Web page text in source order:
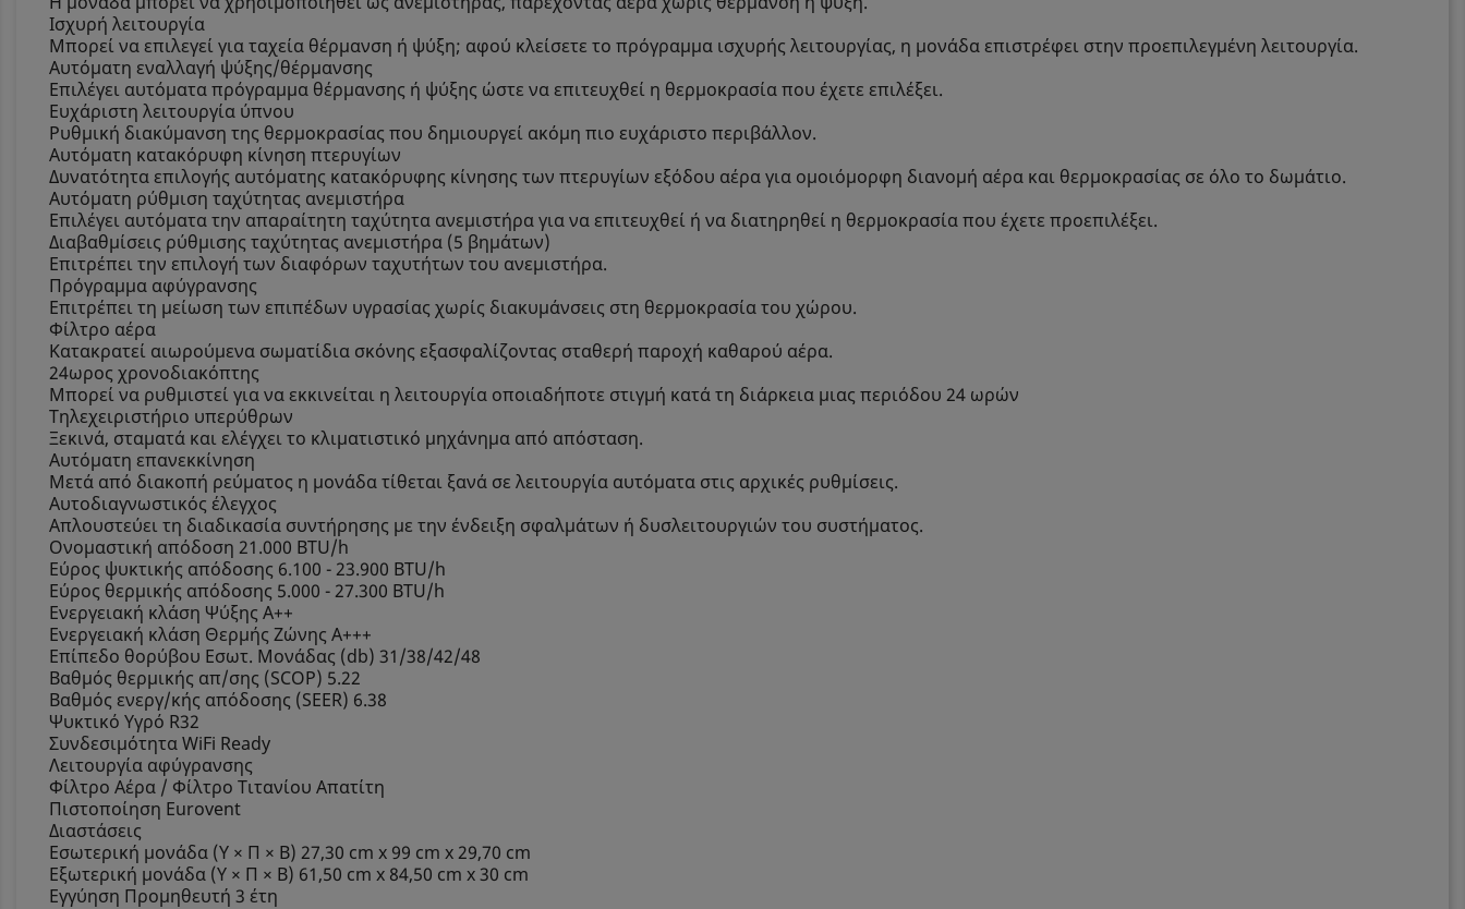
Ισχυρή λειτουργία
Μπορεί να επιλεγεί για ταχεία θέρμανση ή ψύξη; αφού κλείσετε το πρόγραμμα ισχυρής λειτουργίας, η μονάδα επιστρέφει στην προεπιλεγμένη λειτουργία.
Αυτόματη εναλλαγή ψύξης/θέρμανσης
Επιλέγει αυτόματα πρόγραμμα θέρμανσης ή ψύξης ώστε να επιτευχθεί η θερμοκρασία που έχετε επιλέξει.
Ευχάριστη λειτουργία ύπνου
Ρυθμική διακύμανση της θερμοκρασίας που δημιουργεί ακόμη πιο ευχάριστο περιβάλλον.
Αυτόματη κατακόρυφη κίνηση πτερυγίων
Δυνατότητα επιλογής αυτόματης κατακόρυφης κίνησης των πτερυγίων εξόδου αέρα για ομοιόμορφη διανομή αέρα και θερμοκρασίας σε όλο το δωμάτιο.
Αυτόματη ρύθμιση ταχύτητας ανεμιστήρα
Επιλέγει αυτόματα την απαραίτητη ταχύτητα ανεμιστήρα για να επιτευχθεί ή να διατηρηθεί η θερμοκρασία που έχετε προεπιλέξει.
Διαβαθμίσεις ρύθμισης ταχύτητας ανεμιστήρα (5 βημάτων)
Επιτρέπει την επιλογή των διαφόρων ταχυτήτων του ανεμιστήρα.
Πρόγραμμα αφύγρανσης
Επιτρέπει τη μείωση των επιπέδων υγρασίας χωρίς διακυμάνσεις στη θερμοκρασία του χώρου.
Φίλτρο αέρα
Κατακρατεί αιωρούμενα σωματίδια σκόνης εξασφαλίζοντας σταθερή παροχή καθαρού αέρα.
24ωρος χρονοδιακόπτης
Μπορεί να ρυθμιστεί για να εκκινείται η λειτουργία οποιαδήποτε στιγμή κατά τη διάρκεια μιας περιόδου 24 ωρών
Τηλεχειριστήριο υπερύθρων
Ξεκινά, σταματά και ελέγχει το κλιματιστικό μηχάνημα από απόσταση.
Αυτόματη επανεκκίνηση
Μετά από διακοπή ρεύματος η μονάδα τίθεται ξανά σε λειτουργία αυτόματα στις αρχικές ρυθμίσεις.
Αυτοδιαγνωστικός έλεγχος
Απλουστεύει τη διαδικασία συντήρησης με την ένδειξη σφαλμάτων ή δυσλειτουργιών του συστήματος.
Ονομαστική απόδοση 21.000 BTU/h
Εύρος ψυκτικής απόδοσης 6.100 - 23.900 BTU/h
Εύρος θερμικής απόδοσης 5.000 - 27.300 BTU/h
Ενεργειακή κλάση Ψύξης A++
Ενεργειακή κλάση Θερμής Ζώνης A+++
Επίπεδο θορύβου Εσωτ. Μονάδας (db) 31/38/42/48
Βαθμός θερμικής απ/σης (SCOP) 5.22
Βαθμός ενεργ/κής απόδοσης (SEER) 6.38
Ψυκτικό Υγρό R32
Συνδεσιμότητα WiFi Ready
Λειτουργία αφύγρανσης
Φίλτρο Αέρα / Φίλτρο Τιτανίου Απατίτη
Πιστοποίηση Eurovent
Διαστάσεις
Εσωτερική μονάδα (Υ × Π × Β) 27,30 cm x 99 cm x 29,70 cm
Εξωτερική μονάδα (Υ × Π × Β) 61,50 cm x 84,50 cm x 30 cm
Εγγύηση Προμηθευτή 3 έτη